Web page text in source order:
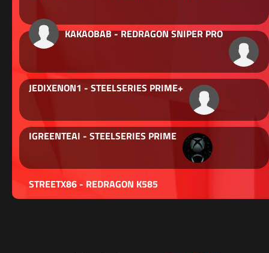
KAKAOBAB - REDRAGON SNIPER PRO
JEDIXENON1 - STEELSERIES PRIME+
IGREENTEAI - STEELSERIES PRIME
STREETX86 - REDRAGON K585